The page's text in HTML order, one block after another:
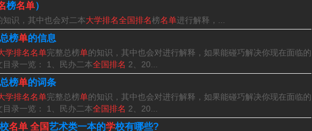
津大学。南开大学。1复旦大学。
大学名单最新 根据教育部公布的985高校名单显示，目前我国一共有39
，达到8所，其次是上海，占据4所985高校。
数线为662分；第二名是北京大学，分数线为647分；第三名是复旦大
榜名单）
知识，其中也会对二本大学排名全国排名榜名单进行解释，...
榜单的信息
学排名名单完整总榜单的知识，其中也会对进行解释，如果能碰巧解决你现在面临的
录一览： 1、民办二本全国排名 2、20...
榜单的词条
学排名名单完整总榜单的知识，其中也会对进行解释，如果能碰巧解决你现在面临的
录一览： 1、民办二本全国排名 2、20...
名单 全国艺术类一本的学校有哪些?